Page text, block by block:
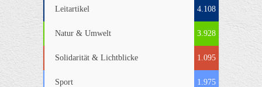
Leitartikel 4.108
Natur & Umwelt 3.928
Solidarität & Lichtblicke 1.095
Sport 1.975